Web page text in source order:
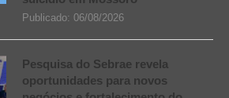
Publicado: 06/08/2026
Pesquisa do Sebrae revela
oportunidades para novos